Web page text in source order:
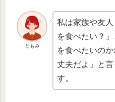
ともみ
私は家族や友
を食べたい？
を食べたいの
丈夫だよ」と
す。